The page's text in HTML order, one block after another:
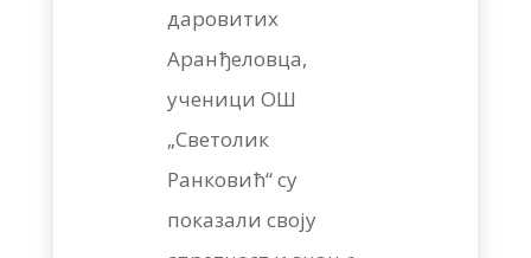
даровитих
Аранђеловца,
ученици ОШ
„Светолик
Ранковић“ су
показали своју